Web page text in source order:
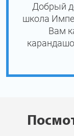
Добрый
школа
Вам